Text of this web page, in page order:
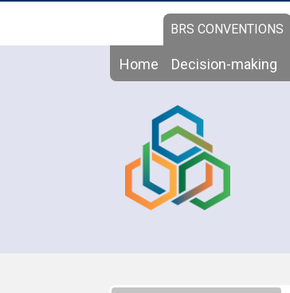
BRS CONVENTIONS
Home Decision-making